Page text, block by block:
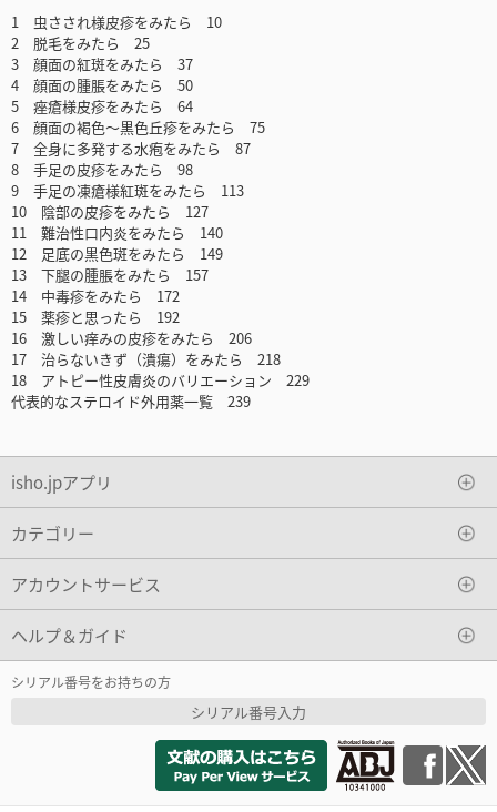
1 虫さされ様皮疹をみたら 10
2 脱毛をみたら 25
3 顔面の紅斑をみたら 37
4 顔面の腫脹をみたら 50
5 痤瘡様皮疹をみたら 64
6 顔面の褐色〜黒色丘疹をみたら 75
7 全身に多発する水疱をみたら 87
8 手足の皮疹をみたら 98
9 手足の凍瘡様紅斑をみたら 113
10 陰部の皮疹をみたら 127
11 難治性口内炎をみたら 140
12 足底の黒色斑をみたら 149
13 下腿の腫脹をみたら 157
14 中毒疹をみたら 172
15 薬疹と思ったら 192
16 激しい痒みの皮疹をみたら 206
17 治らないきず（潰瘍）をみたら 218
18 アトピー性皮膚炎のバリエーション 229
代表的なステロイド外用薬一覧 239
isho.jpアプリ
カテゴリー
アカウントサービス
ヘルプ＆ガイド
シリアル番号をお持ちの方
シリアル番号入力